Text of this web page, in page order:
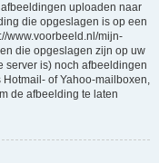
uploaden naar
die opgeslagen is op een
www.voorbeeld.nl/mijn-
die opgeslagen zijn op uw
server is) noch afbeeldingen
of Yahoo-mailboxen,
de afbeelding te laten